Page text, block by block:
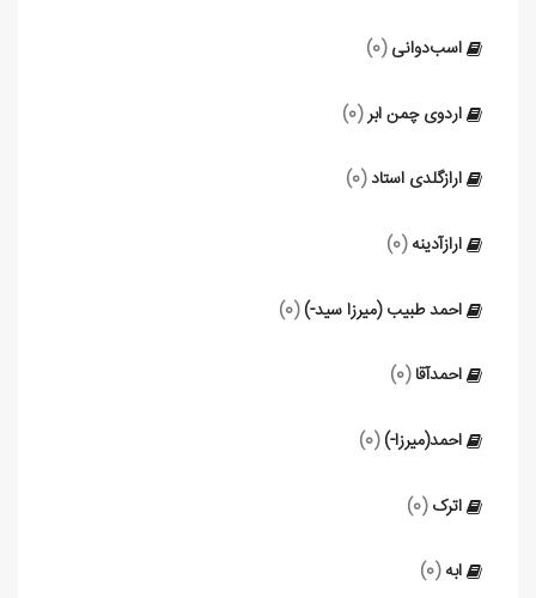
اسب‌دوانی (0)
اردوی چمن ابر(0)
ارازگلدی استاد (0)
ارازآدینه (0)
احمد طبیب (میرزا سید-) (0)
احمدآقا (0)
احمد(میرزا-) (0)
اترک (0)
ابه (0)